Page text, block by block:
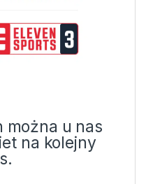
można u nas
na kolejny